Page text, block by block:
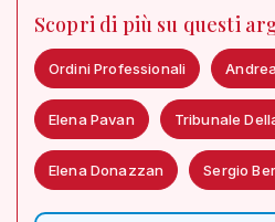
Scopri di più su questi
Ordini Professionali
Elena Pavan Tribunale
Elena Donazzan Sergio